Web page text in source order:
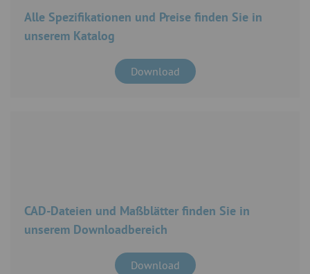
Alle Spezifikationen und Preise finden Sie in
unserem Katalog
Download
CAD-Dateien und Maßblätter finden Sie in
unserem Downloadbereich
Download